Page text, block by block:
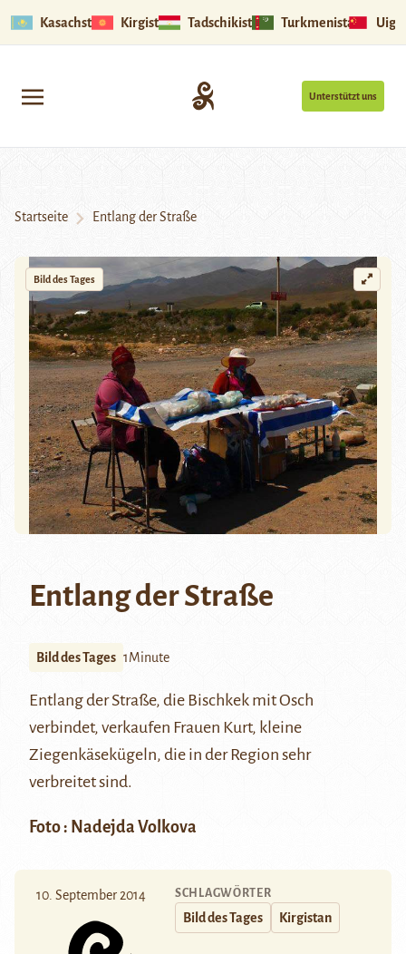
Kasachstan Kirgistan Tadschikistan Turkmenistan
Unterstützt uns
Startseite Entlang der Straße
Bild des Tages
Entlang der Straße
Bild des Tages 1Minute
Entlang der Straße, die Bischkek mit Osch
verbindet, verkaufen Frauen Kurt, kleine
Ziegenkäsekügeln, die in der Region sehr
verbreitet sind.
Foto : Nadejda Volkova
10. September 2014 SCHLAGWÖRTER
Bild des Tages Kirgistan